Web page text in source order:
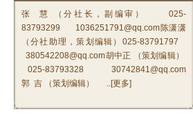
张 慧 （分社长，副编审） 025-
83793299 1036251791@qq.com陈潇潇
（分社助理，策划编辑）025-83791797
380542208@qq.com胡中正 （策划编辑）
025-83793328 30742841@qq.com
郭 吉 （策划编辑） ..[更多]